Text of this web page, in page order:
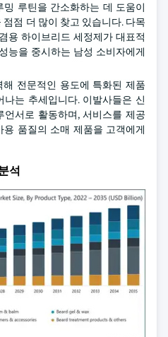
루틴을 간소화하는 데 도움이
점 더 많이 찾고 있습니다. 다목
용 하이브리드 세정제가 대표적
능을 중시하는 남성 소비자에게
전문적인 용도에 특화된 제품
는 추세입니다. 이발사들은 신
서로 활동하며, 서비스를 제공
품질의 소매 제품을 고객에게
석